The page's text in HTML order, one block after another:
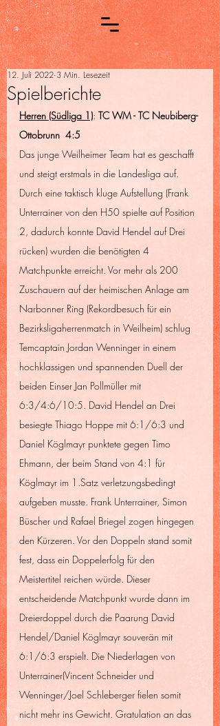
Spielberichte
12. Juli 2022 3 Min. Lesezeit
Herren (Südliga 1): TC WM - TC Neubiberg-
Ottobrunn 4:5
Das junge Weilheimer Team hat es geschafft
und steigt erstmals in die Landesliga auf.
Durch eine taktisch kluge Aufstellung (Frank
Unterrainer von den H50 spielte auf Position
2, dadurch konnte David Hendel auf Drei
rücken) wurden die benötigten 4
Matchpunkte erreicht. Vor mehr als 200
Zuschauern auf der heimischen Anlage am
Narbonner Ring (Rekordbesuch für ein
Bezirksligaherrenmatch in Weilheim) schlug
Temcaptain Jordan Wenninger in einem
hochklassigen und spannenden Duell der
beiden Einser Jan Pollmüller mit
6:3/4:6/10:5. David Hendel an Drei
besiegte Thiago Hoppe mit 6:1/6:3 und
Daniel Köglmayr punktete gegen Timo
Ehmann, der beim Stand von 4:1 für
Köglmayr im 1.Satz verletzungsbedingt
aufgeben musste. Frank Unterrainer, Simon
Büscher und Rafael Briegel zogen hingegen
den Kürzeren. Vor den Doppeln stand somit
fest, dass ein Doppelerfolg für den
Meistertitel reichen würde. Dieser
entscheidende Matchpunkt wurde dann im
Dreierdoppel durch die Paarung David
Hendel/Daniel Köglmayr souverän mit
6:1/6:3 erspielt. Die Niederlagen von
Unterrainer(Vincent Schneider und
Wenninger/Joel Schleberger fielen somit
nicht mehr ins Gewicht. Gratulation an das